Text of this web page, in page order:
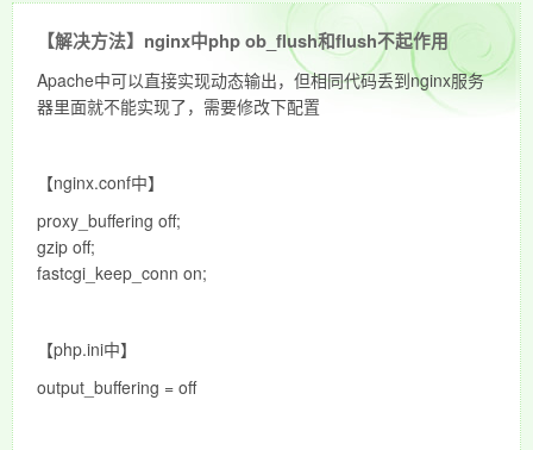
【解决方法】nginx中php ob_flush和flush不起作用
Apache中可以直接实现动态输出，但相同代码丢到nginx服务
器里面就不能实现了，需要修改下配置
【nginx.conf中】
proxy_buffering off;
gzip off;
fastcgi_keep_conn on;
【php.ini中】
output_buffering = off